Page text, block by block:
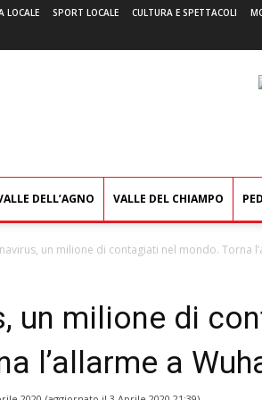
LOCALE SPORT LOCALE CULTURA E SPETTACOLI
DELL’AGNO VALLE DEL CHIAMPO
un milione di contagiati nel mondo. Torna
un milione di
l’allarme a